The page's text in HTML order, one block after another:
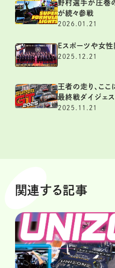
野村選手が圧巻
が続々参戦
2026.01.21
Eスポーツや女性
2025.12.21
王者の走り、こ
最終戦ダイジェス
2025.11.21
関連する記事